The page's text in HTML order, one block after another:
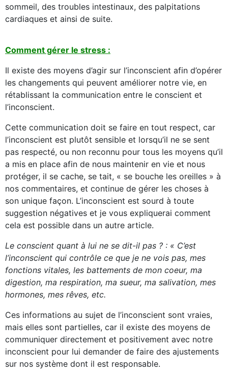
sommeil, des troubles intestinaux, des palpitations
cardiaques et ainsi de suite.
Comment gérer le stress :
Il existe des moyens d’agir sur l’inconscient afin d’opérer
les changements qui peuvent améliorer notre vie, en
rétablissant la communication entre le conscient et
l’inconscient.
Cette communication doit se faire en tout respect, car
l’inconscient est plutôt sensible et lorsqu’il ne se sent
pas respecté, ou non reconnu pour tous les moyens qu’il
a mis en place afin de nous maintenir en vie et nous
protéger, il se cache, se tait, « se bouche les oreilles » à
nos commentaires, et continue de gérer les choses à
son unique façon. L’inconscient est sourd à toute
suggestion négatives et je vous expliquerai comment
cela est possible dans un autre article.
Le conscient quant à lui ne se dit-il pas ? : « C’est
l’inconscient qui contrôle ce que je ne vois pas, mes
fonctions vitales, les battements de mon coeur, ma
digestion, ma respiration, ma sueur, ma salivation, mes
hormones, mes rêves, etc.
Ces informations au sujet de l’inconscient sont vraies,
mais elles sont partielles, car il existe des moyens de
communiquer directement et positivement avec notre
inconscient pour lui demander de faire des ajustements
sur nos système dont il est responsable.